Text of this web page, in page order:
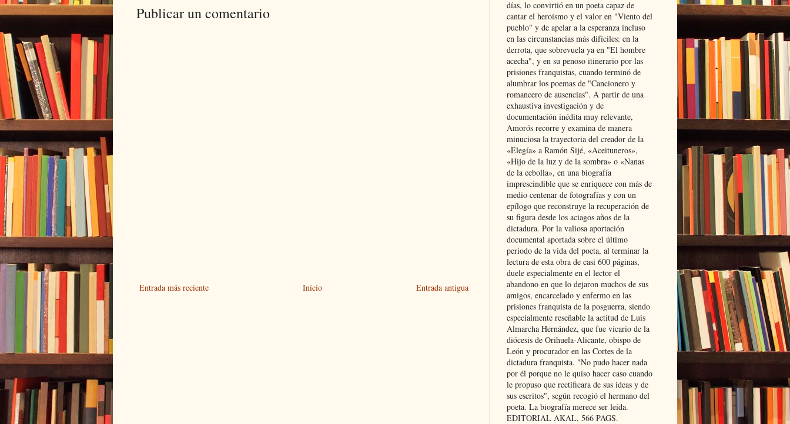
Publicar un comentario
Entrada más reciente Entrada antigua
Inicio
días, lo convirtió en un poeta capaz de
cantar el heroísmo y el valor en "Viento del
pueblo" y de apelar a la esperanza incluso
en las circunstancias más difíciles: en la
derrota, que sobrevuela ya en "El hombre
acecha", y en su penoso itinerario por las
prisiones franquistas, cuando terminó de
alumbrar los poemas de "Cancionero y
romancero de ausencias". A partir de una
exhaustiva investigación y de
documentación inédita muy relevante,
Amorós recorre y examina de manera
minuciosa la trayectoria del creador de la
«Elegía» a Ramón Sijé, «Aceituneros»,
«Hijo de la luz y de la sombra» o «Nanas
de la cebolla», en una biografía
imprescindible que se enriquece con más de
medio centenar de fotografías y con un
epílogo que reconstruye la recuperación de
su figura desde los aciagos años de la
dictadura. Por la valiosa aportación
documental aportada sobre el último
periodo de la vida del poeta, al terminar la
lectura de esta obra de casi 600 páginas,
duele especialmente en el lector el
abandono en que lo dejaron muchos de sus
amigos, encarcelado y enfermo en las
prisiones franquista de la posguerra, siendo
especialmente reseñable la actitud de Luis
Almarcha Hernández, que fue vicario de la
diócesis de Orihuela-Alicante, obispo de
León y procurador en las Cortes de la
dictadura franquista. "No pudo hacer nada
por él porque no le quiso hacer caso cuando
le propuso que rectificara de sus ideas y de
sus escritos", según recogió el hermano del
poeta. La biografía merece ser leída.
EDITORIAL AKAL, 566 PAGS.